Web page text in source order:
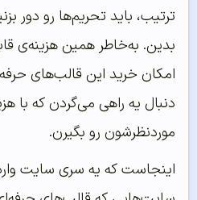
ترتیب، باید تحریم‌ها رو دور
بدین. به‌خاطر همین هزینه‌ی
امکان خرید این قالب‌های
دنبال یه راهی می‌گردن که با
موردنظرشون رو بگیرن.
اینجاست که یه سری سایت